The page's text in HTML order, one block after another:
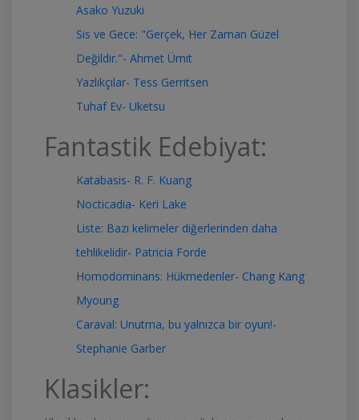
Asako Yuzuki
Sis ve Gece: "Gerçek, Her Zaman Güzel
Değildir."- Ahmet Ümit
Yazlıkçılar- Tess Gerritsen
Tuhaf Ev- Uketsu
Fantastik Edebiyat:
Katabasis- R. F. Kuang
Nocticadia- Keri Lake
Liste: Bazı kelimeler diğerlerinden daha
tehlikelidir- Patricia Forde
Homodominans: Hükmedenler- Chang Kang
Myoung
Caraval: Unutma, bu yalnızca bir oyun!-
Stephanie Garber
Klasikler: